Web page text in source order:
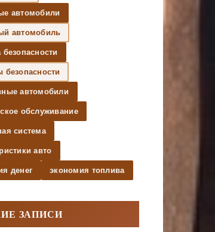
автомобили
автомобиль
безопасности
безопасности
автомобили
обслуживание
система
авто
денег экономия топлива
ЗАПИСИ